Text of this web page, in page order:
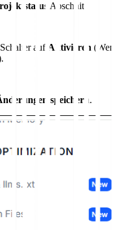
Abschnitt.
auf Aktivieren
speichern.